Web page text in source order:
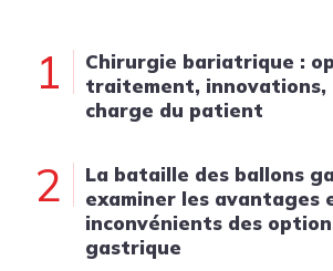
1
Chirurgie bariatrique :
traitement, innovations,
charge du patient
2
La bataille des ballons
examiner les avantages
inconvénients des
gastrique